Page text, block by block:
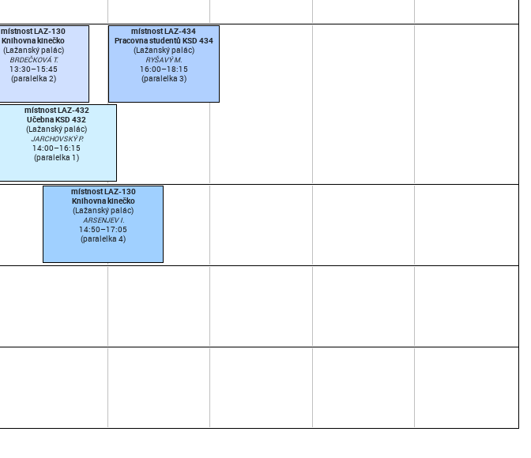
místnost LAZ-130
Knihovna kinečko
(Lažanský palác)
BRDEČKOVÁ T.
13:30–15:45
(paralelka 2)
místnost LAZ-434
Pracovna studentů KSD 434
(Lažanský palác)
RYŠAVÝ M.
16:00–18:15
(paralelka 3)
místnost LAZ-432
Učebna KSD 432
(Lažanský palác)
JARCHOVSKÝ P.
14:00–16:15
(paralelka 1)
místnost LAZ-130
Knihovna kinečko
(Lažanský palác)
ARSENJEV I.
14:50–17:05
(paralelka 4)